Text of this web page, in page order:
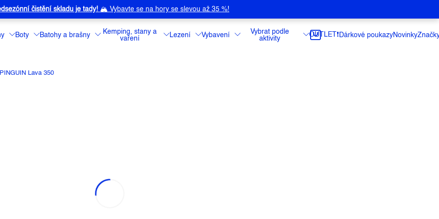
čistění skladu je tady! 🏔️ Vybavte se na hory se slevou až 35 %!
Boty Batohy a brašny
Kemping, stany a
vaření
Lezení Vybavení
Vybrat podle
aktivity
OUTLET❗️ Dárkové poukazyNovinky
Lava 350